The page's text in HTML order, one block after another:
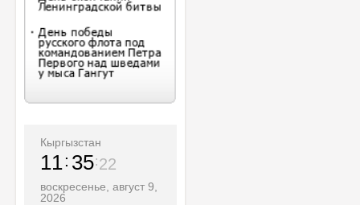
Кыргызстан
11 35 24
воскресенье, август 9,
2026